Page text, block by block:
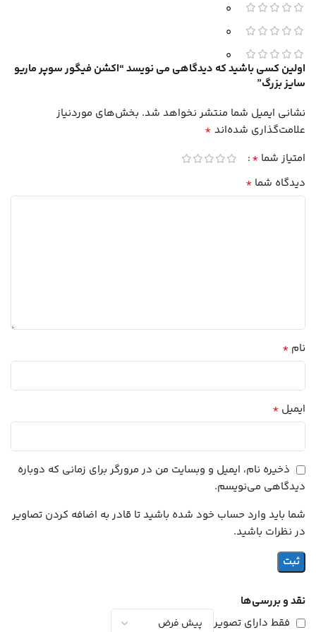
0
0
0
نقد و بررسی‌ها
فقط دارای تصویر
اولین کسی باشید که دیدگاهی می نویسد “اکشن فیگور سوپر ماریو
سایز بزرگ”
نشانی ایمیل شما منتشر نخواهد شد. بخش‌های موردنیاز
علامت‌گذاری شده‌اند *
امتیاز شما *
دیدگاه شما *
نام *
ایمیل *
ذخیره نام، ایمیل و وبسایت من در مرورگر برای زمانی که دوباره
دیدگاهی می‌نویسم.
شما باید وارد حساب خود شده باشید تا قادر به اضافه کردن تصاویر
در نظرات باشید.